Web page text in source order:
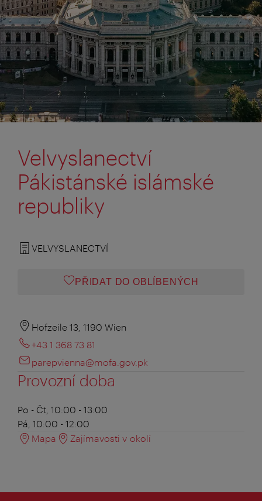
Velvyslanectví
Pákistánské islámské
republiky
VELVYSLANECTVÍ
PŘIDAT DO OBLÍBENÝCH
Hofzeile 13, 1190 Wien
+43 1 368 73 81
parepvienna@mofa.gov.pk
Provozní doba
Po - Čt, 10:00 - 13:00
Pá, 10:00 - 12:00
Mapa
Zajímavosti v okolí